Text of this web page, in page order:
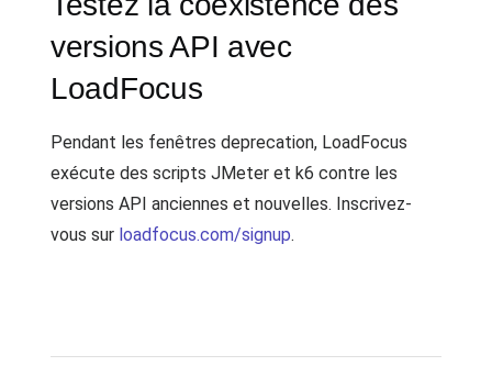
versions API avec
LoadFocus
Pendant les fenêtres deprecation, LoadFocus
exécute des scripts JMeter et k6 contre les
versions API anciennes et nouvelles. Inscrivez-
vous sur loadfocus.com/signup.